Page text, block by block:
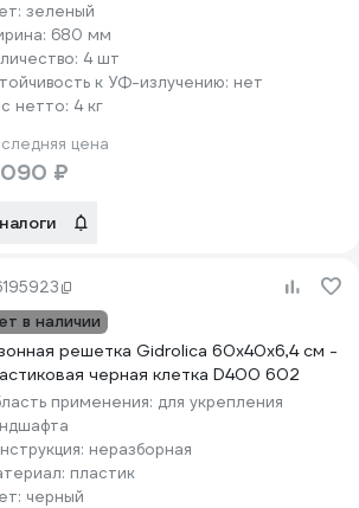
зеленый
680 мм
4 шт
к УФ-излучению: нет
нетто: 4 кг
цена
₽
в наличии
решетка Gidrolica 60х40х6,4 см -
черная клетка D400 602
применения: для укрепления
неразборная
пластик
черный